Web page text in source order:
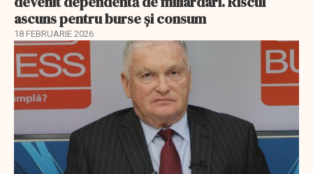
ascuns pentru burse și consum
18 FEBRUARIE 2026
EXCLUSIV